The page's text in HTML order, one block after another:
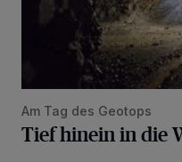
Am Tag des Geotops
Tief hinein in die